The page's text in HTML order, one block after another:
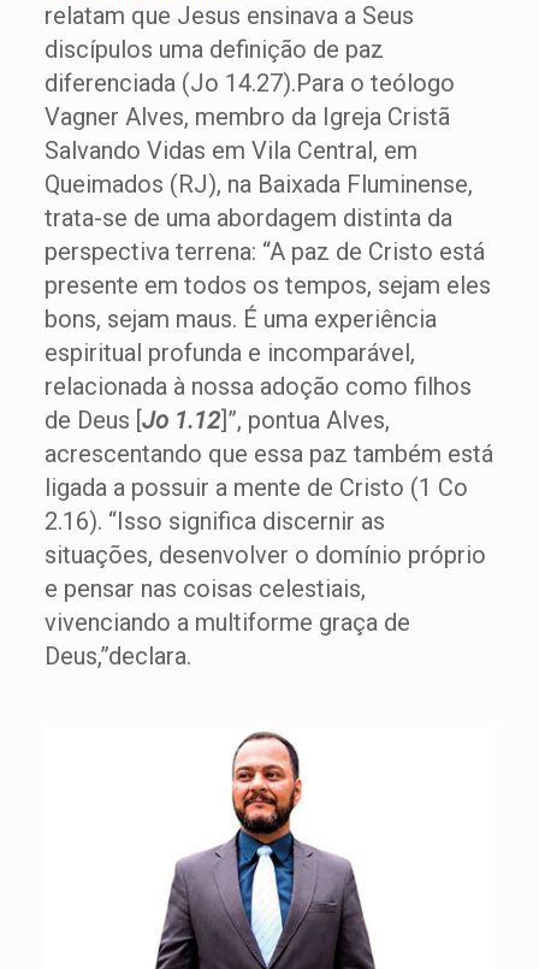
relatam que Jesus ensinava a Seus
discípulos uma definição de paz
diferenciada (Jo 14.27).Para o teólogo
Vagner Alves, membro da Igreja Cristã
Salvando Vidas em Vila Central, em
Queimados (RJ), na Baixada Fluminense,
trata-se de uma abordagem distinta da
perspectiva terrena: “A paz de Cristo está
presente em todos os tempos, sejam eles
bons, sejam maus. É uma experiência
espiritual profunda e incomparável,
relacionada à nossa adoção como filhos
de Deus [Jo 1.12]”, pontua Alves,
acrescentando que essa paz também está
ligada a possuir a mente de Cristo (1 Co
2.16). “Isso significa discernir as
situações, desenvolver o domínio próprio
e pensar nas coisas celestiais,
vivenciando a multiforme graça de
Deus,”declara.